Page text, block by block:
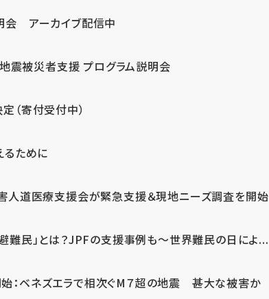
会 アーカイブ配信中
地震被災者支援 プログラム説明会
（寄付受付中）
るために
人道医療支援会が緊急支援＆現地ニーズ調査を開始
難民」とは？JPFの支援事例も～世界難民の日によ...
：ベネズエラで相次ぐM７超の地震 甚大な被害か